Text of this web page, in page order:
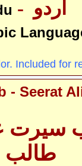
Included for
- Seerat
سیرت
طالب